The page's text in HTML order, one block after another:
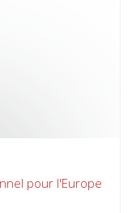
pour l'Europe